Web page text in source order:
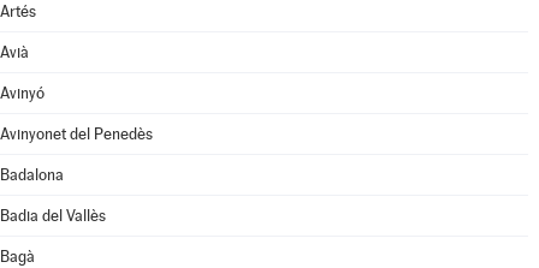
Artés
Avià
Avinyó
Avinyonet del Penedès
Badalona
Badia del Vallès
Bagà